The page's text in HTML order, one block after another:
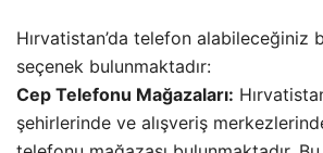
Hırvatistan’da telefon alabileceğiniz
seçenek bulunmaktadır:
Cep Telefonu Mağazaları:
şehirlerinde ve alışveriş